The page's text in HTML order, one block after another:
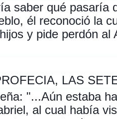
saber qué pasaría
él reconoció la
y pide perdón
LAS
"...Aún estaba
al cual había